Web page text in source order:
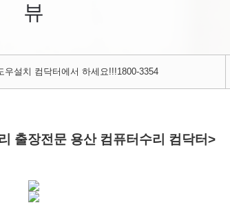
뷰
설치 컴닥터에서 하세요!!!1800-3354
출장전문 용산 컴퓨터수리 컴닥터>